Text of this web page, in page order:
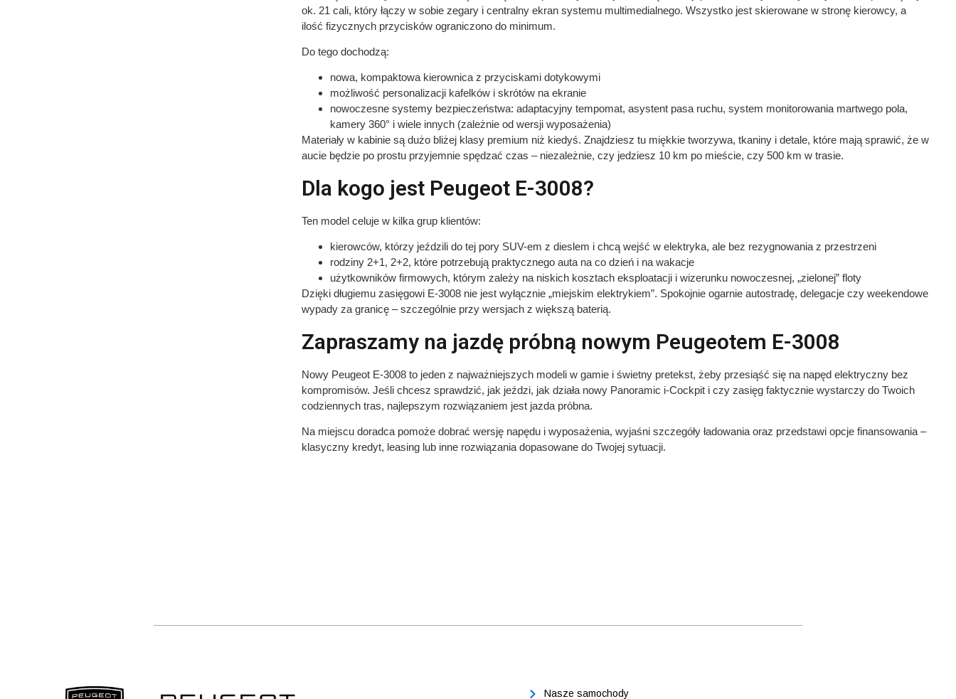
ok. 21 cali, który łączy w sobie zegary i centralny ekran systemu multimedialnego. Wszystko jest skierowane w stronę kierowcy, a
ilość fizycznych przycisków ograniczono do minimum.
Do tego dochodzą:
nowa, kompaktowa kierownica z przyciskami dotykowymi
możliwość personalizacji kafelków i skrótów na ekranie
nowoczesne systemy bezpieczeństwa: adaptacyjny tempomat, asystent pasa ruchu, system monitorowania martwego pola,
kamery 360° i wiele innych (zależnie od wersji wyposażenia)
Materiały w kabinie są dużo bliżej klasy premium niż kiedyś. Znajdziesz tu miękkie tworzywa, tkaniny i detale, które mają sprawić, że w
aucie będzie po prostu przyjemnie spędzać czas – niezależnie, czy jedziesz 10 km po mieście, czy 500 km w trasie.
Dla kogo jest Peugeot E-3008?
Ten model celuje w kilka grup klientów:
kierowców, którzy jeździli do tej pory SUV-em z dieslem i chcą wejść w elektryka, ale bez rezygnowania z przestrzeni
rodziny 2+1, 2+2, które potrzebują praktycznego auta na co dzień i na wakacje
użytkowników firmowych, którym zależy na niskich kosztach eksploatacji i wizerunku nowoczesnej, „zielonej” floty
Dzięki długiemu zasięgowi E-3008 nie jest wyłącznie „miejskim elektrykiem”. Spokojnie ogarnie autostradę, delegacje czy weekendowe
wypady za granicę – szczególnie przy wersjach z większą baterią.
Zapraszamy na jazdę próbną nowym Peugeotem E-3008
Nowy Peugeot E-3008 to jeden z najważniejszych modeli w gamie i świetny pretekst, żeby przesiąść się na napęd elektryczny bez
kompromisów. Jeśli chcesz sprawdzić, jak jeździ, jak działa nowy Panoramic i-Cockpit i czy zasięg faktycznie wystarczy do Twoich
codziennych tras, najlepszym rozwiązaniem jest jazda próbna.
Na miejscu doradca pomoże dobrać wersję napędu i wyposażenia, wyjaśni szczegóły ładowania oraz przedstawi opcje finansowania –
klasyczny kredyt, leasing lub inne rozwiązania dopasowane do Twojej sytuacji.
Nasze samochody